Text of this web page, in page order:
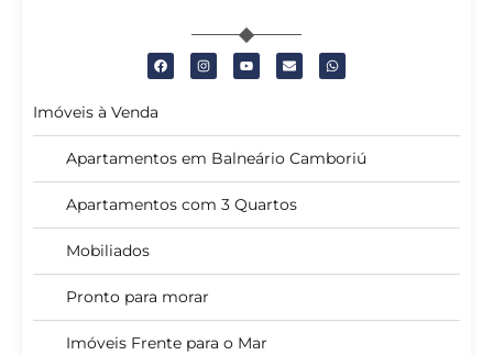
Imóveis à Venda
Apartamentos em Balneário Camboriú
Apartamentos com 3 Quartos
Mobiliados
Pronto para morar
Imóveis Frente para o Mar